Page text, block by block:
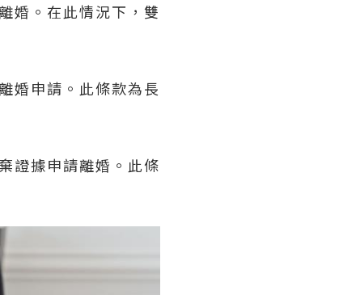
婚。在此情況下，雙
婚申請。此條款為長
證據申請離婚。此條